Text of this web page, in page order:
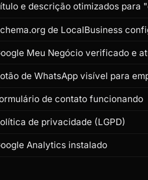
e descrição otimizados para
de LocalBusiness
Meu Negócio verificado e
de WhatsApp visível para
de contato funcionando
de privacidade (LGPD)
Analytics instalado